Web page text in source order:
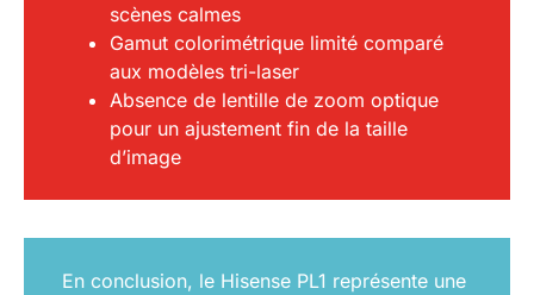
scènes calmes
Gamut colorimétrique limité comparé
aux modèles tri-laser
Absence de lentille de zoom optique
pour un ajustement fin de la taille
d’image
En conclusion, le Hisense PL1 représente une